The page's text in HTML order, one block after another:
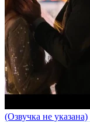
(Озвучка не указана)